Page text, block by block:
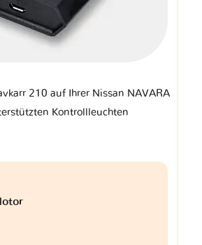
210 auf Ihrer Nissan NAVARA
Kontrollleuchten